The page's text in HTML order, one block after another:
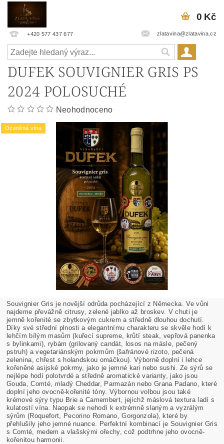
+420 577 437 677 zlatavina@zlatavina.cz
0 Kč
DUFEK SOUVIGNIER GRIS PS
2024 POLOSUCHÉ
Neohodnoceno
Oceněná vína
Souvignier Gris je novější odrůda pocházející z Německa. Ve vůni
najdeme převážně citrusy, zelené jablko až broskev. V chuti je
jemně kořenité se zbytkovým cukrem a středně dlouhou dochutí.
Díky své střední plnosti a elegantnímu charakteru se skvěle hodí k
lehčím bílým masům (kuřecí supreme, krůtí steak, vepřová panenka
s bylinkami), rybám (grilovaný candát, losos na másle, pečený
pstruh) a vegetariánským pokrmům (šafránové rizoto, pečená
zelenina, chřest s holandskou omáčkou). Výborně doplní i lehce
kořeněné asijské pokrmy, jako je jemné kari nebo sushi. Ze sýrů se
nejlépe hodí polotvrdé a středně aromatické varianty, jako jsou
Gouda, Comté, mladý Cheddar, Parmazán nebo Grana Padano, které
doplní jeho ovocně-kořenité tóny. Výbornou volbou jsou také
krémové sýry typu Brie a Camembert, jejichž máslová textura ladí s
kulatostí vína. Naopak se nehodí k extrémně slaným a vyzrálým
sýrům (Roquefort, Pecorino Romano, Gorgonzola), které by
přehlušily jeho jemné nuance. Perfektní kombinací je Souvignier Gris
s Comté, medem a vlašskými ořechy, což podtrhne jeho ovocně-
kořenitou harmonii.